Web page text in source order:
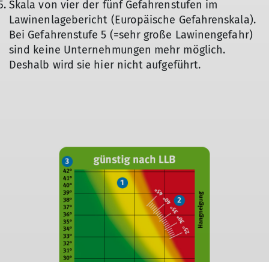
Skala von vier der fünf Gefahrenstufen im
Lawinenlagebericht (Europäische Gefahrenskala).
Bei Gefahrenstufe 5 (=sehr große Lawinengefahr)
sind keine Unternehmungen mehr möglich.
Deshalb wird sie hier nicht aufgeführt.